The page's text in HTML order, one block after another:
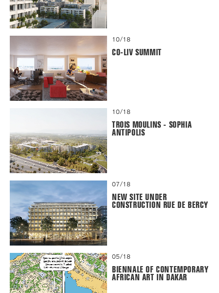
10/18
CO-LIV SUMMIT
10/18
TROIS MOULINS - SOPHIA
ANTIPOLIS
07/18
NEW SITE UNDER
CONSTRUCTION RUE DE BERCY
05/18
BIENNALE OF CONTEMPORARY
AFRICAN ART IN DAKAR